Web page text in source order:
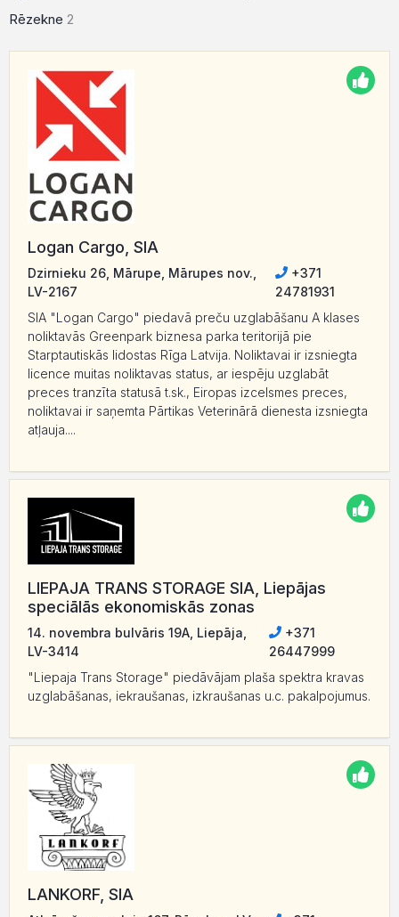
Rēzekne 2
Logan Cargo, SIA
Dzirnieku 26, Mārupe, Mārupes nov.,
LV-2167
+371
24781931
SIA "Logan Cargo" piedavā preču uzglabāšanu A klases
noliktavās Greenpark biznesa parka teritorijā pie
Starptautiskās lidostas Rīga Latvija. Noliktavai ir izsniegta
licence muitas noliktavas status, ar iespēju uzglabāt
preces tranzīta statusā t.sk., Eiropas izcelsmes preces,
noliktavai ir saņemta Pārtikas Veterinārā dienesta izsniegta
atļauja....
LIEPAJA TRANS STORAGE SIA, Liepājas
speciālās ekonomiskās zonas
14. novembra bulvāris 19A, Liepāja,
LV-3414
+371
26447999
"Liepaja Trans Storage" piedāvājam plaša spektra kravas
uzglabāšanas, iekraušanas, izkraušanas u.c. pakalpojumus.
LANKORF, SIA